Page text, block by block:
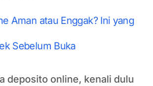
Aman atau Enggak? Ini yang
Sebelum Buka
deposito online, kenali dulu